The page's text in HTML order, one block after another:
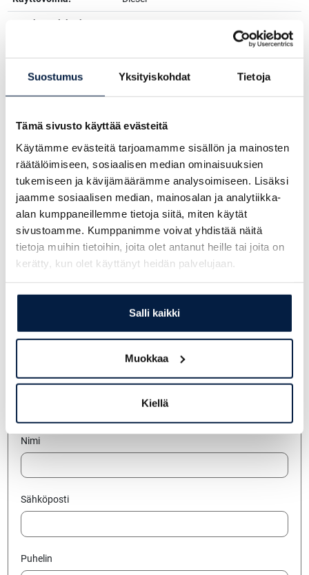
Suostumus Yksityiskohdat Tietoja
Tämä sivusto käyttää evästeitä
Käytämme evästeitä tarjoamamme sisällön ja mainosten
räätälöimiseen, sosiaalisen median ominaisuuksien
tukemiseen ja kävijämäärämme analysoimiseen. Lisäksi
jaamme sosiaalisen median, mainosalan ja analytiikka-
alan kumppaneillemme tietoja siitä, miten käytät
sivustoamme. Kumppanimme voivat yhdistää näitä
tietoja muihin tietoihin, joita olet antanut heille tai joita on
kerätty, kun olet käyttänyt heidän palvelujaan.
Salli kaikki
Muokkaa
Kiellä
Työskentelykorkeus:
+358 207705801
jukka@simeri.fi
Tommi Kolehmainen
+358 20 770 5811
tommi.kolehmainen@simeri.fi
Antti Alatalo
+358 207 705 822
antti.alatalo@simeri.fi
Jätä yhteydenottopyyntö
Yritys
Nimi
Sähköposti
Puhelin